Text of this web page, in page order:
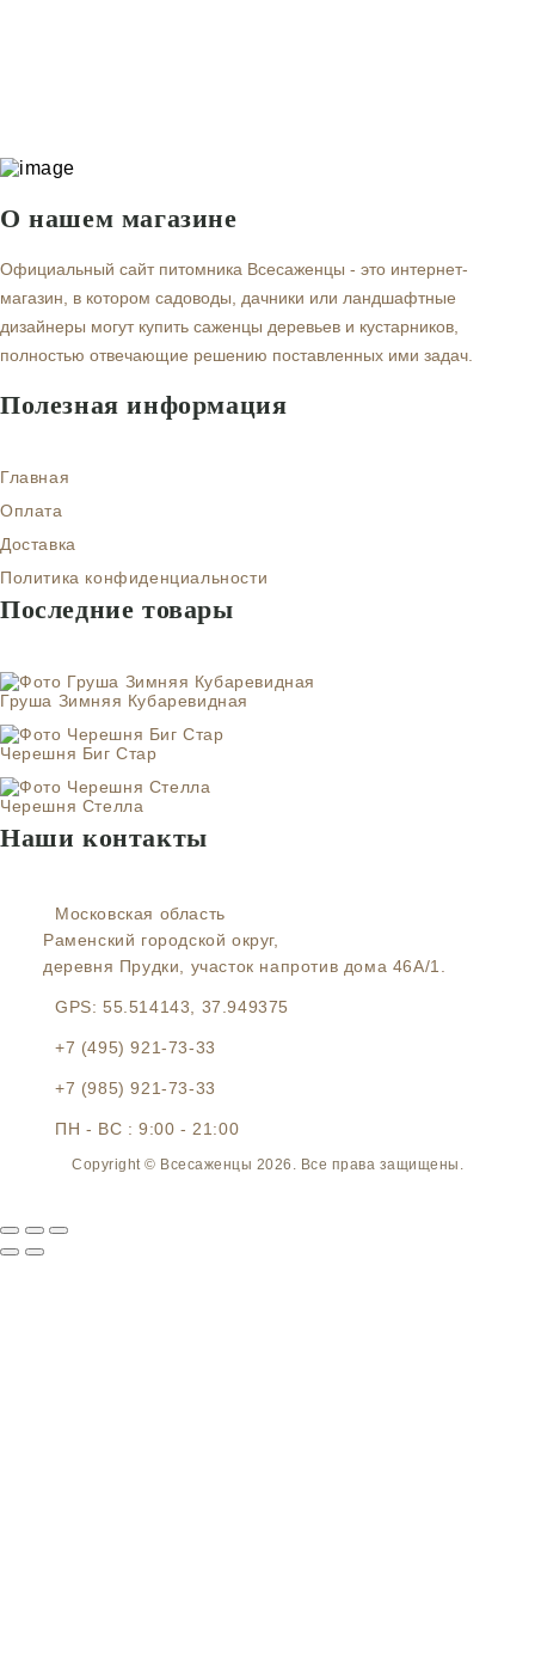
О нашем магазине
Официальный сайт питомника Всесаженцы - это интернет-
магазин, в котором садоводы, дачники или ландшафтные
дизайнеры могут купить саженцы деревьев и кустарников,
полностью отвечающие решению поставленных ими задач.
Полезная информация
Главная
Оплата
Доставка
Политика конфиденциальности
Последние товары
Груша Зимняя Кубаревидная
Черешня Биг Стар
Черешня Стелла
Наши контакты
Московская область
Раменский городской округ,
деревня Прудки, участок напротив дома 46А/1.
GPS: 55.514143, 37.949375
+7 (495) 921-73-33
+7 (985) 921-73-33
ПН - ВС : 9:00 - 21:00
Copyright © Всесаженцы 2026. Все права защищены.